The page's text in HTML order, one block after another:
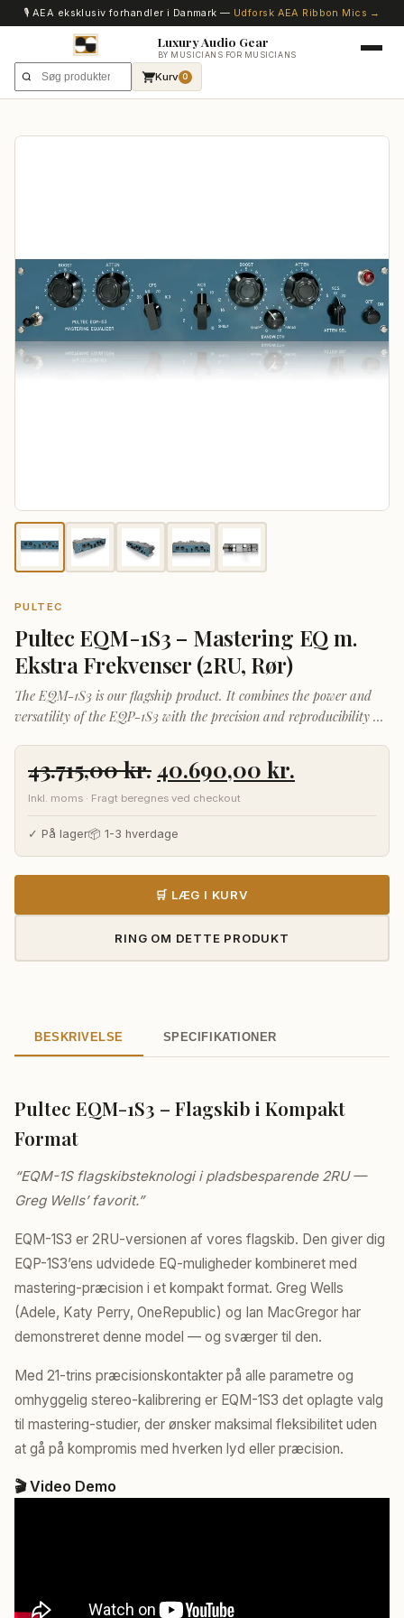
🎙️ AEA eksklusiv forhandler i Danmark — Udforsk AEA Ribbon Mics →
Luxury Audio Gear
BY MUSICIANS FOR MUSICIANS
Kurv 0
PULTEC
Pultec EQM-1S3 – Mastering EQ m.
Ekstra Frekvenser (2RU, Rør)
The EQM-1S3 is our flagship product. It combines the power and
versatility of the EQP-1S3 with the precision and reproducibility of
43.715,00kr. Den
oprindelige
pris
var:
43.715,00 kr..
40.690,00 kr.
aktuelle
pris
Inkl. moms · Fragt beregnes ved checkout
✓ På lager📦 1-3 hverdage
🛒 LÆG I KURV
RING OM DETTE PRODUKT
BESKRIVELSE SPECIFIKATIONER
Pultec EQM-1S3 – Flagskib i Kompakt
Format
“EQM-1S flagskibsteknologi i pladsbesparende 2RU —
Greg Wells’ favorit.”
EQM-1S3 er 2RU-versionen af vores flagskib. Den giver dig
EQP-1S3’ens udvidede EQ-muligheder kombineret med
mastering-præcision i et kompakt format. Greg Wells
(Adele, Katy Perry, OneRepublic) og Ian MacGregor har
demonstreret denne model — og sværger til den.
Med 21-trins præcisionskontakter på alle parametre og
omhyggelig stereo-kalibrering er EQM-1S3 det oplagte valg
til mastering-studier, der ønsker maksimal fleksibilitet uden
at gå på kompromis med hverken lyd eller præcision.
🎬 Video Demo